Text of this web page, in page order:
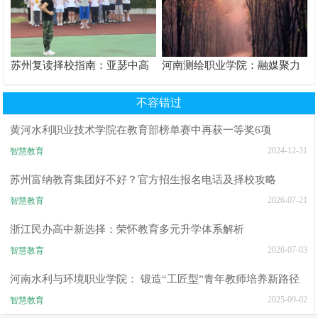
苏州复读择校指南：亚瑟中高
河南测绘职业学院：融媒聚力
不容错过
黄河水利职业技术学院在教育部榜单赛中再获一等奖6项
智慧教育 2024-12-31
苏州富纳教育集团好不好？官方招生报名电话及择校攻略
智慧教育 2026-07-21
浙江民办高中新选择：荣怀教育多元升学体系解析
智慧教育 2026-07-03
河南水利与环境职业学院： 锻造“工匠型”青年教师培养新路径
智慧教育 2025-09-02